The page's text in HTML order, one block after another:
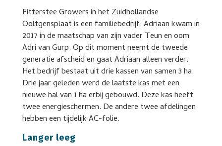
Fitterstee Growers in het Zuidhollandse
Ooltgensplaat is een familiebedrijf. Adriaan kwam in
2017 in de maatschap van zijn vader Teun en oom
Adri van Gurp. Op dit moment neemt de tweede
generatie afscheid en gaat Adriaan alleen verder.
Het bedrijf bestaat uit drie kassen van samen 3 ha.
Drie jaar geleden werd de laatste kas met een
nieuwe hal van 1 ha erbij gebouwd. Deze kas heeft
twee energieschermen. De andere twee afdelingen
hebben een tijdelijk AC-folie.
Langer leeg